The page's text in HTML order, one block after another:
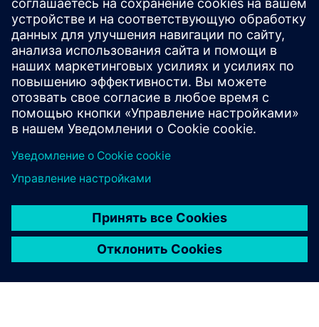
будущего. Помогите создать более безопасную,
устойчивую и взаимосвязанную среду для всех.
Готовы изменить мир вместе с Siemens? Давайте
начнем!
Хотите сделать карьеру в Siemens?
Подробнее о конкурсе ETH InCube